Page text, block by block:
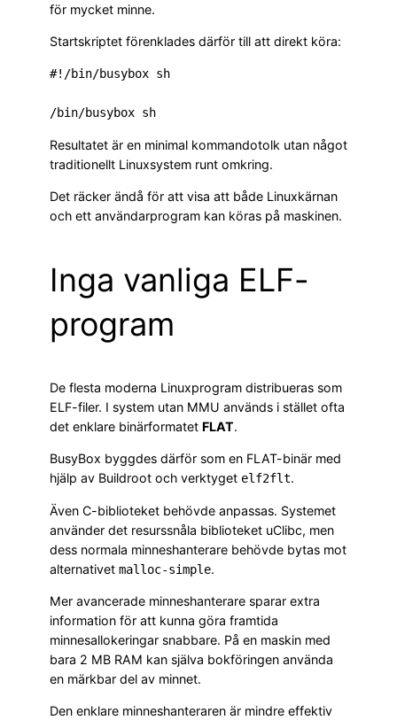
för mycket minne.
Startskriptet förenklades därför till att direkt köra:
#!/bin/busybox sh
Resultatet är en minimal kommandotolk utan något
traditionellt Linuxsystem runt omkring.
Det räcker ändå för att visa att både Linuxkärnan
och ett användarprogram kan köras på maskinen.
Inga vanliga ELF-
program
De flesta moderna Linuxprogram distribueras som
ELF-filer. I system utan MMU används i stället ofta
det enklare binärformatet FLAT.
BusyBox byggdes därför som en FLAT-binär med
hjälp av Buildroot och verktyget elf2flt.
Även C-biblioteket behövde anpassas. Systemet
använder det resurssnåla biblioteket uClibc, men
dess normala minneshanterare behövde bytas mot
alternativet malloc-simple.
Mer avancerade minneshanterare sparar extra
information för att kunna göra framtida
minnesallokeringar snabbare. På en maskin med
bara 2 MB RAM kan själva bokföringen använda
en märkbar del av minnet.
Den enklare minneshanteraren är mindre effektiv